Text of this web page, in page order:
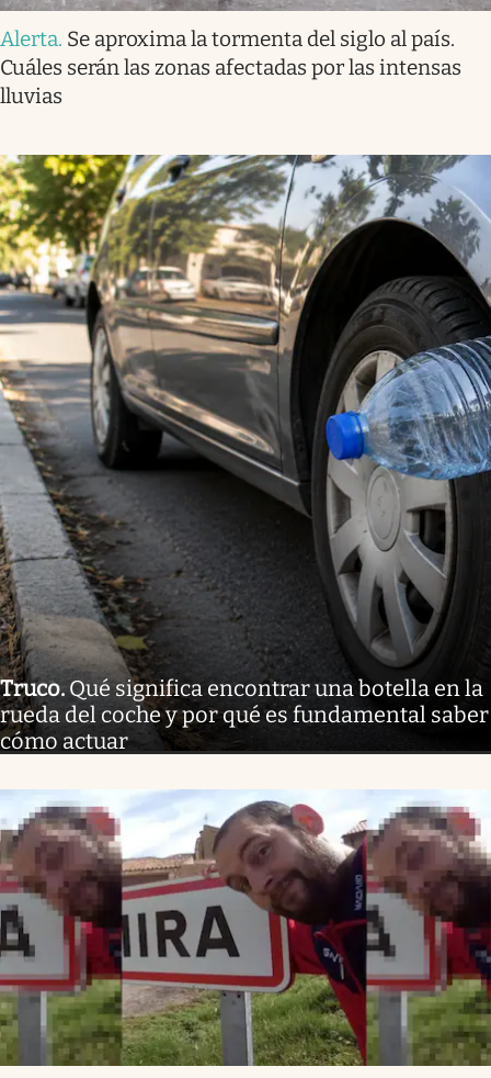
Alerta. Se aproxima la tormenta del siglo al país.
Cuáles serán las zonas afectadas por las intensas
lluvias
Truco.Qué significa encontrar una botella en la
rueda del coche y por qué es fundamental saber
cómo actuar